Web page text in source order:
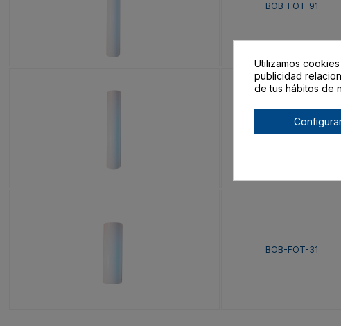
BOB-FOT-91
BOB-FOT-60
BOB-FOT-31
Utilizamos
publicidad
de tus hábitos de